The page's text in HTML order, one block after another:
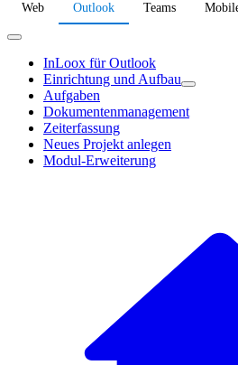
Web Outlook Teams
InLoox für Outlook
Einrichtung und Aufbau
Aufgaben
Dokumentenmanagement
Zeiterfassung
Neues Projekt anlegen
Modul-Erweiterung